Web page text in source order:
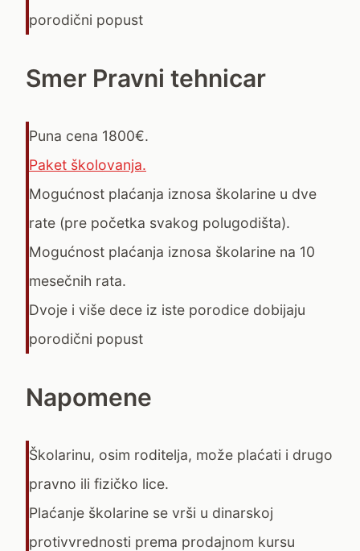
porodični popust
Smer Pravni tehnicar
Puna cena 1800€.
Paket školovanja.
Mogućnost plaćanja iznosa školarine u dve
rate (pre početka svakog polugodišta).
Mogućnost plaćanja iznosa školarine na 10
mesečnih rata.
Dvoje i više dece iz iste porodice dobijaju
porodični popust
Napomene
Školarinu, osim roditelja, može plaćati i drugo
pravno ili fizičko lice.
Plaćanje školarine se vrši u dinarskoj
protivvrednosti prema prodajnom kursu